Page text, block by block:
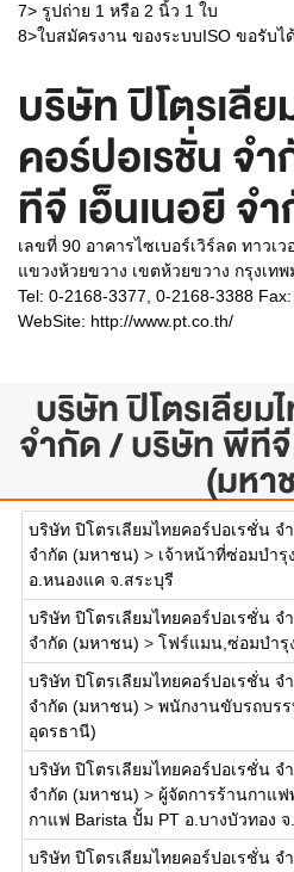
7> รูปถ่าย 1 หรือ 2 นิ้ว 1 ใบ
8>ใบสมัครงาน ของระบบISO ขอรับไ
บริษัท ปิโตรเลีย
คอร์ปอเรชั่น จ
ทีจี เอ็นเนอยี จ
เลขที่ 90 อาคารไซเบอร์เวิร์ลด ทาวเ
แขวงห้วยขวาง เขตห้วยขวาง กรุงเท
Tel: 0-2168-3377, 0-2168-3388
WebSite: http://www.pt.co.th/
บริษัท ปิโตรเลียม
จำกัด / บริษัท พีทีจี
(มหา
บริษัท ปิโตรเลียมไทยคอร์ปอเรชั่น จ
จำกัด (มหาชน) > เจ้าหน้าที่ซ่อมบำ
อ.หนองแค จ.สระบุรี
บริษัท ปิโตรเลียมไทยคอร์ปอเรชั่น จ
จำกัด (มหาชน) > โฟร์แมน,ซ่อมบำรุ
บริษัท ปิโตรเลียมไทยคอร์ปอเรชั่น จ
จำกัด (มหาชน) > พนักงานขับรถบร
อุดรธานี)
บริษัท ปิโตรเลียมไทยคอร์ปอเรชั่น จ
จำกัด (มหาชน) > ผู้จัดการร้านกาแ
กาแฟ Barista ปั้ม PT อ.บางบัวทอง
บริษัท ปิโตรเลียมไทยคอร์ปอเรชั่น จ